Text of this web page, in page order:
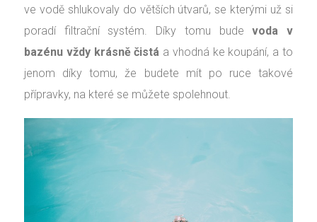
ve vodě shlukovaly do větších útvarů, se kterými už si
poradí filtrační systém. Díky tomu budevoda v
bazénu vždy krásně čistá a vhodná ke koupání, a to
jenom díky tomu, že budete mít po ruce takové
přípravky, na které se můžete spolehnout.